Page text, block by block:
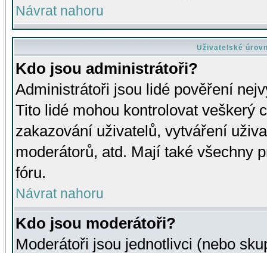
Návrat nahoru
Uživatelské
Kdo jsou administrátoři?
Administrátoři jsou lidé pověření
Tito lidé mohou kontrolovat veškerý
zakazování uživatelů, vytváření
moderátorů, atd. Mají také všechny
fóru.
Návrat nahoru
Kdo jsou moderátoři?
Moderátoři jsou jednotlivci (nebo